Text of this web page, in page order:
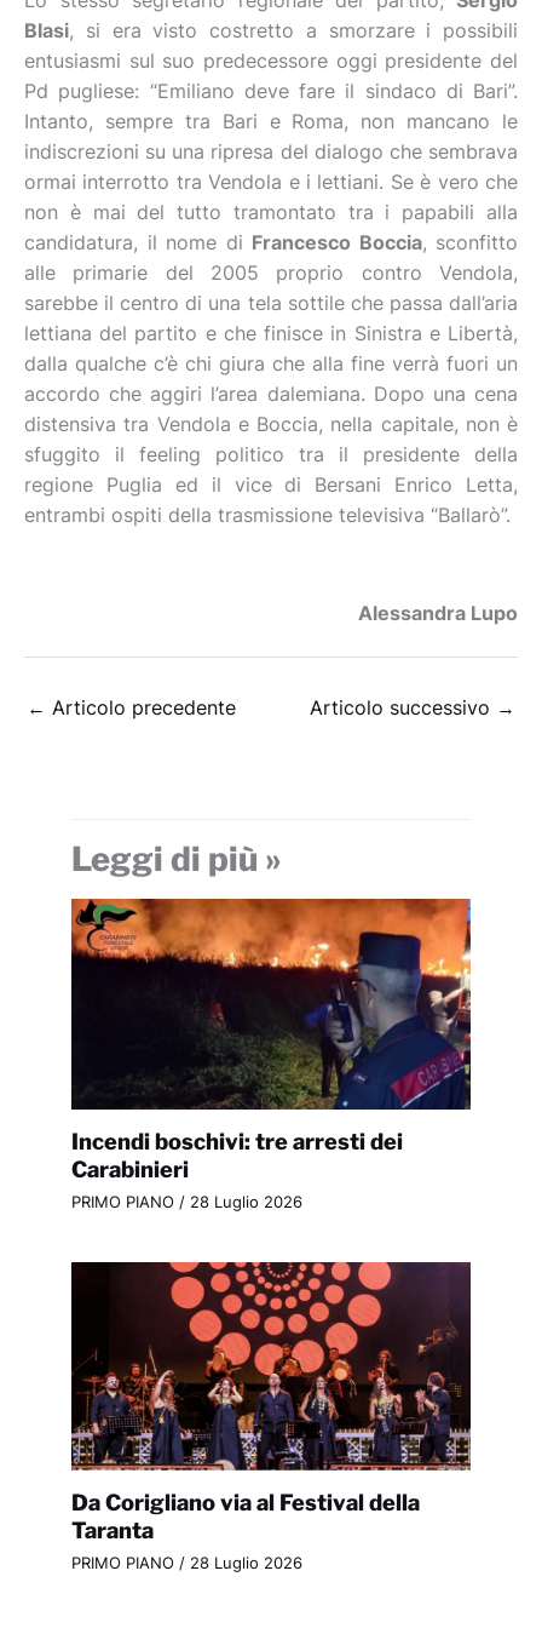
Blasi, si era visto costretto a smorzare i possibili
entusiasmi sul suo predecessore oggi presidente del
Pd pugliese: “Emiliano deve fare il sindaco di Bari”.
Intanto, sempre tra Bari e Roma, non mancano le
indiscrezioni su una ripresa del dialogo che sembrava
ormai interrotto tra Vendola e i lettiani. Se è vero che
non è mai del tutto tramontato tra i papabili alla
candidatura, il nome di Francesco Boccia, sconfitto
alle primarie del 2005 proprio contro Vendola,
sarebbe il centro di una tela sottile che passa dall’aria
lettiana del partito e che finisce in Sinistra e Libertà,
dalla qualche c’è chi giura che alla fine verrà fuori un
accordo che aggiri l’area dalemiana. Dopo una cena
distensiva tra Vendola e Boccia, nella capitale, non è
sfuggito il feeling politico tra il presidente della
regione Puglia ed il vice di Bersani Enrico Letta,
entrambi ospiti della trasmissione televisiva “Ballarò”.
Alessandra Lupo
← Articolo precedente Articolo successivo →
Leggi di più »
Incendi boschivi: tre arresti dei
Carabinieri
PRIMO PIANO / 28 Luglio 2026
Da Corigliano via al Festival della
Taranta
PRIMO PIANO / 28 Luglio 2026